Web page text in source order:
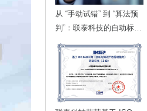
从 “手动试错” 到 “算法预
判”：联泰科技的自动标定
技术，如何为智能制造划
定更高的行业标准？